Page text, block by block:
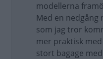
modellerna
Med en nedgång
som jag tror
mer praktisk
stort bagage